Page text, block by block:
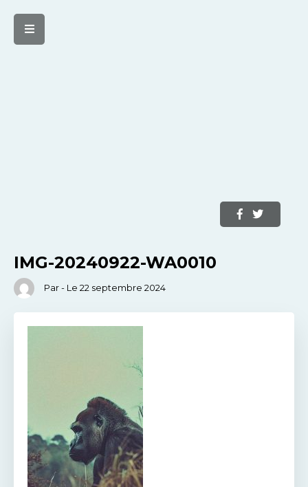
IMG-20240922-WA0010
Par - Le 22 septembre 2024